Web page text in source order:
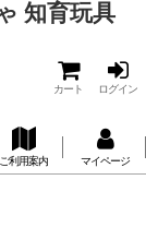
知育玩具
カート ログイン
ご利用案内 マイページ